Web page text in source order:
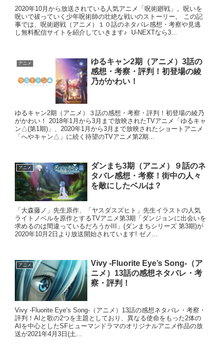
2020年10月から放送されている人気アニメ「呪術廻戦」。呪いを
呪いで祓っていく少年呪術師の壮絶な戦いのストーリー。 この記
事では、呪術廻戦（アニメ）１０話のネタバレ感想・考察や見逃
し無料配信サイトを紹介していきます♪ U-NEXTなら3...
アニメ
ゆるキャン2期（アニメ）3話の
感想・考察・評判！初登場の綾
乃がかわい！
ゆるキャン2期（アニメ）３話の感想・考察・評判！初登場の綾乃
がかわい！ 2018年1月から3月まで放映されたTVアニメ「ゆるキャ
ン△(第1期)」、2020年1月から3月まで放映されたショートアニメ
「へやキャン△」に続く待望のTVアニメ第2期...
アニメ
ダンまち3期（アニメ）９話のネ
タバレ感想・考察！街中の人々
を敵にしたベルは？
「大森藤ノ」先生原作、「ヤスダスズヒト」先生イラストの人気
ライトノベルを原作とするTVアニメ第3期「ダンジョンに出会いを
求めるのは間違っているだろうかIII」(ダンまちシリーズ 第3期)が
2020年10月2日より放送開始されています! ゼノ...
アニメ
Vivy -Fluorite Eye’s Song-（ア
ニメ）13話の感想ネタバレ・考
察・評判！
Vivy -Fluorite Eye’s Song-（アニメ）13話の感想ネタバレ・考察・
評判！AIと歌の2つを主題としており、異なる使命をもった2体の
AIを中心としたSFヒューマンドラマのオリジナルアニメ作品の放
送が2021年4月3日(土...